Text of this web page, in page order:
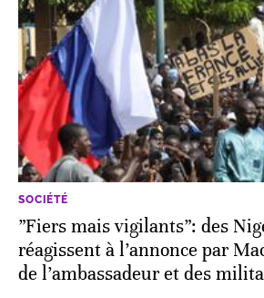
SOCIÉTÉ
”Fiers mais vigilants”: des
réagissent à l’annonce par
de l’ambassadeur et des